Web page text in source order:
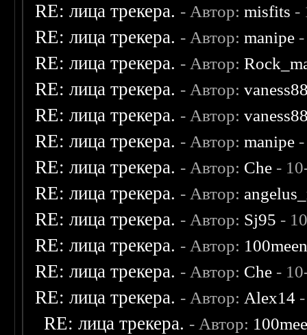
RE: лица трекера. - Автор:misfits -
RE: лица трекера. - Автор:manipe
RE: лица трекера. - Автор:
RE: лица трекера. - Автор:
RE: лица трекера. - Автор:
RE: лица трекера. - Автор:manipe
RE: лица трекера. - Автор: Che -
RE: лица трекера. - Автор:
RE: лица трекера. - Автор: Sj95 -
RE: лица трекера. - Автор:
RE: лица трекера. - Автор: Che -
RE: лица трекера. - Автор: Alex14
RE: лица трекера. - Автор: